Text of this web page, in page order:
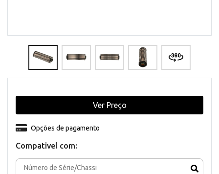
Compativel com:
Opções de pagamento
Ver Preço